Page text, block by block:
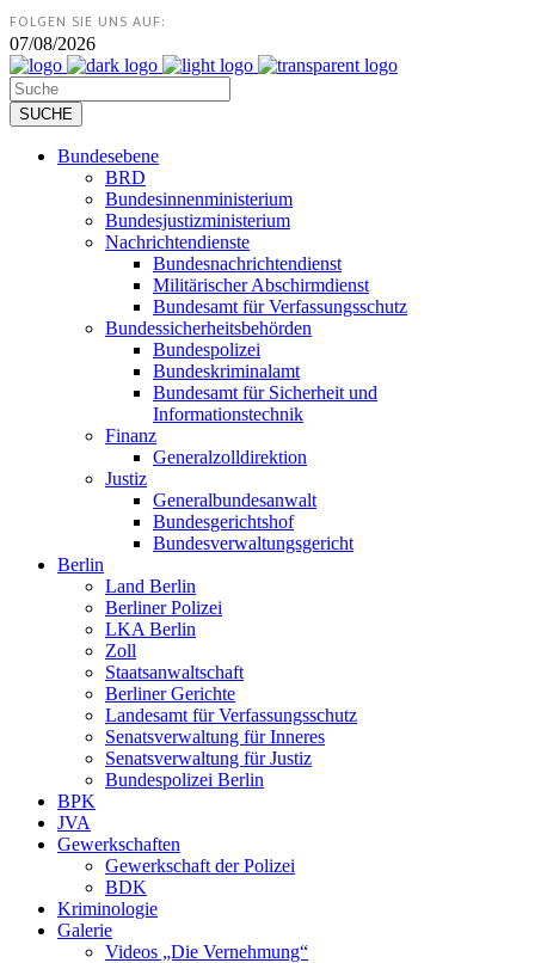
FOLGEN SIE UNS AUF:
07/08/2026
Bundesebene
BRD
Bundesinnenministerium
Bundesjustizministerium
Nachrichtendienste
Bundesnachrichtendienst
Militärischer Abschirmdienst
Bundesamt für Verfassungsschutz
Bundessicherheitsbehörden
Bundespolizei
Bundeskriminalamt
Bundesamt für Sicherheit und
Informationstechnik
Finanz
Generalzolldirektion
Justiz
Generalbundesanwalt
Bundesgerichtshof
Bundesverwaltungsgericht
Berlin
Land Berlin
Berliner Polizei
LKA Berlin
Zoll
Staatsanwaltschaft
Berliner Gerichte
Landesamt für Verfassungsschutz
Senatsverwaltung für Inneres
Senatsverwaltung für Justiz
Bundespolizei Berlin
BPK
JVA
Gewerkschaften
Gewerkschaft der Polizei
BDK
Kriminologie
Galerie
Videos „Die Vernehmung“